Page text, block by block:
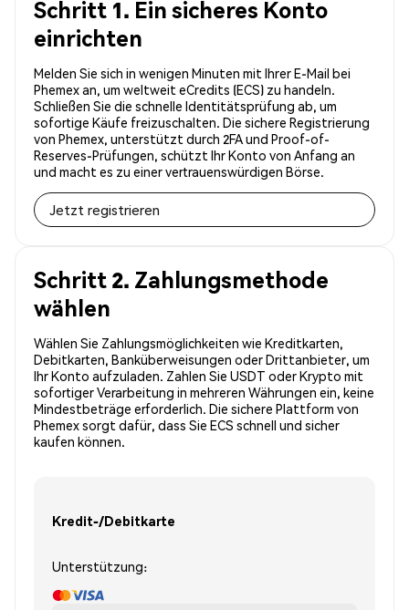
Schritt 1. Ein sicheres Konto
einrichten
Melden Sie sich in wenigen Minuten mit Ihrer E-Mail bei
Phemex an, um weltweit eCredits (ECS) zu handeln.
Schließen Sie die schnelle Identitätsprüfung ab, um
sofortige Käufe freizuschalten. Die sichere Registrierung
von Phemex, unterstützt durch 2FA und Proof-of-
Reserves-Prüfungen, schützt Ihr Konto von Anfang an
und macht es zu einer vertrauenswürdigen Börse.
Jetzt registrieren
Schritt 2. Zahlungsmethode
wählen
Wählen Sie Zahlungsmöglichkeiten wie Kreditkarten,
Debitkarten, Banküberweisungen oder Drittanbieter, um
Ihr Konto aufzuladen. Zahlen Sie USDT oder Krypto mit
sofortiger Verarbeitung in mehreren Währungen ein, keine
Mindestbeträge erforderlich. Die sichere Plattform von
Phemex sorgt dafür, dass Sie ECS schnell und sicher
kaufen können.
Kredit-/Debitkarte
Unterstützung: